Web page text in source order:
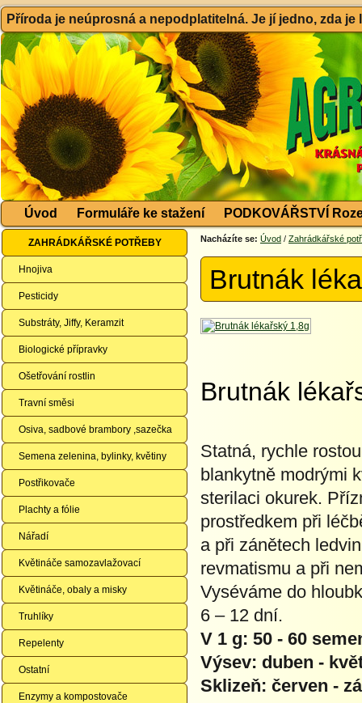
Příroda je neúprosná a nepodplatitelná. Je jí jedno, zda
Úvod Formuláře ke stažení PODKOVÁŘSTVÍ
ZAHRÁDKÁŘSKÉ POTŘEBY
Hnojiva
Pesticidy
Substráty, Jiffy, Keramzit
Biologické přípravky
Ošetřování rostlin
Travní směsi
Osiva, sadbové brambory ,sazečka
Semena zelenina, bylinky, květiny
Postřikovače
Plachty a fólie
Nářadí
Květináče samozavlažovací
Květináče, obaly a misky
Truhlíky
Repelenty
Ostatní
Enzymy a kompostovače
Nacházíte se: Úvod / Zahrádkářské
Brutnák
Brutnák
Statná, rychle
blankytně modrými
sterilaci okurek.
prostředkem při
a při zánětech
revmatismu a při
Vyséváme do
6 – 12 dní.
V 1 g: 50 - 60
Výsev: duben -
Sklizeň: červen -